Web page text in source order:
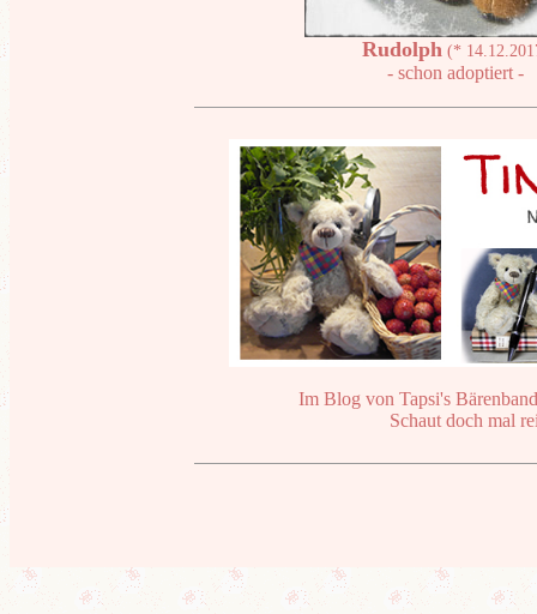
Rudolph (*
- schon adoptiert -
Im Blog von Tapsi's
Schaut doch mal